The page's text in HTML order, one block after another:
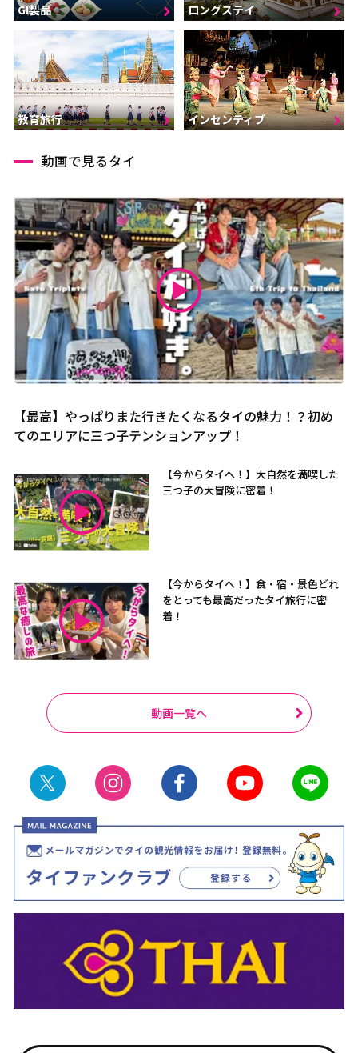
GI製品 ロングステイ
教育旅行 インセンティブ
動画で見るタイ
【最高】やっぱりまた行きたくなるタイの魅力！？初め
てのエリアに三つ子テンションアップ！
【今からタイへ！】大自然を満喫した
三つ子の大冒険に密着！
【今からタイへ！】食・宿・景色どれ
をとっても最高だったタイ旅行に密
着！
動画一覧へ